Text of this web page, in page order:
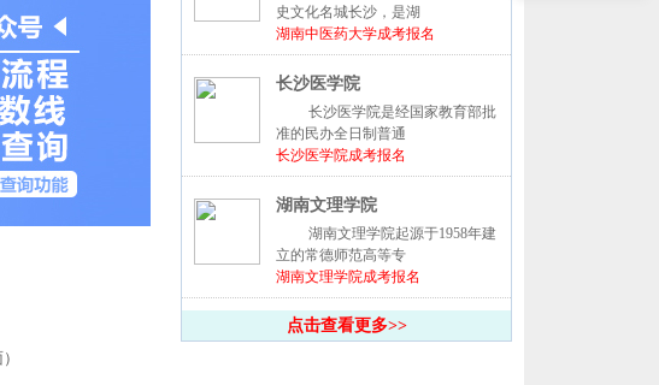
史文化名城长沙，是湖
湖南中医药大学成考报名
长沙医学院
长沙医学院是经国家教育部批
准的民办全日制普通
长沙医学院成考报名
湖南文理学院
湖南文理学院起源于1958年建
立的常德师范高等专
湖南文理学院成考报名
点击查看更多>>